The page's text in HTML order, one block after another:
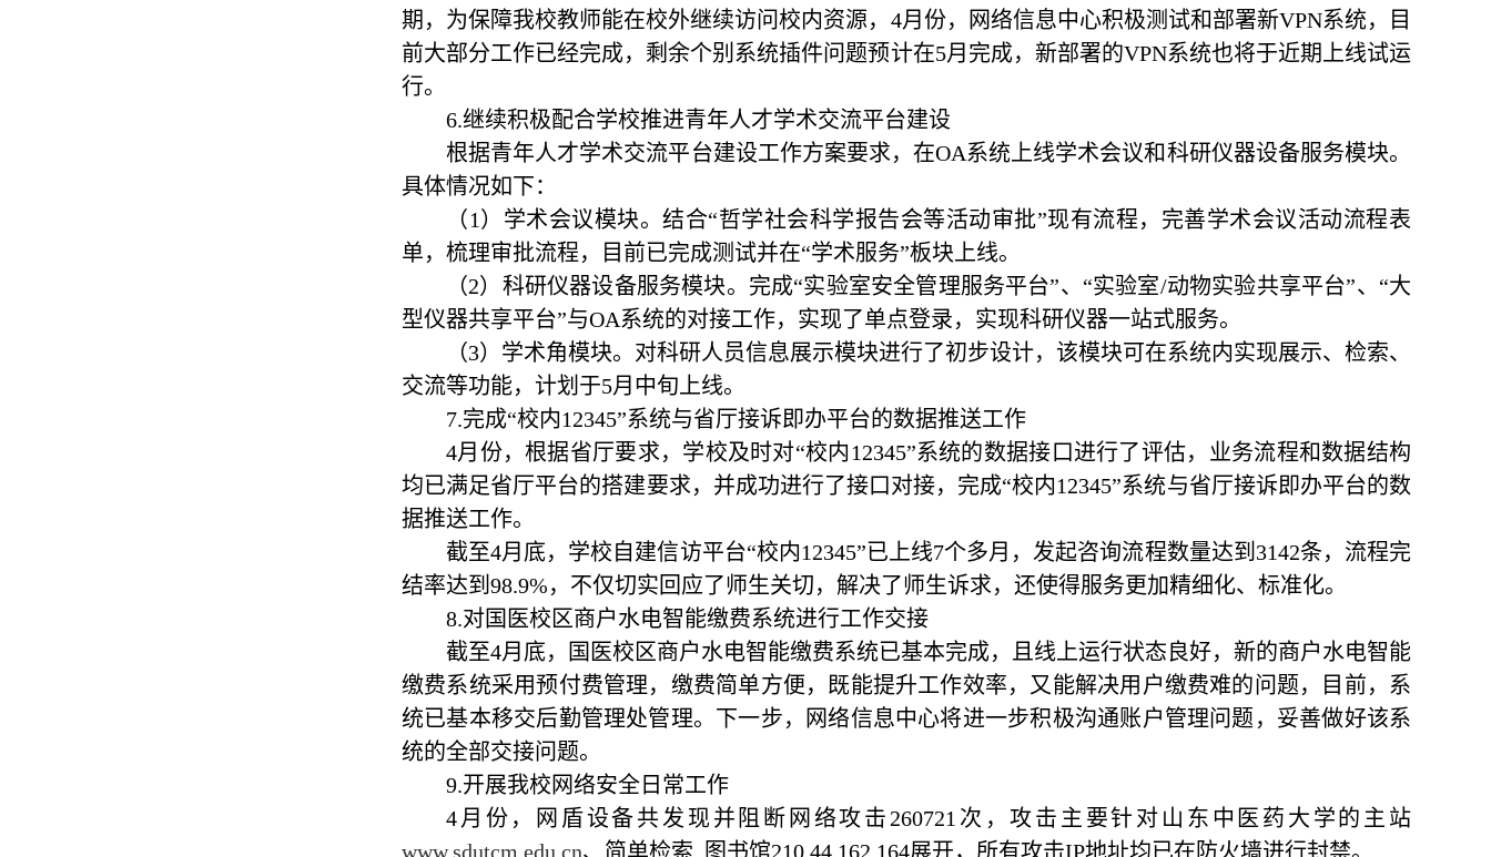
期，为保障我校教师能在校外继续访问校内资源，4月份，网络信息中心积极测试和部署新VPN系统，目
前大部分工作已经完成，剩余个别系统插件问题预计在5月完成，新部署的VPN系统也将于近期上线试运
行。
6.继续积极配合学校推进青年人才学术交流平台建设
根据青年人才学术交流平台建设工作方案要求，在OA系统上线学术会议和科研仪器设备服务模块。
具体情况如下：
（1）学术会议模块。结合“哲学社会科学报告会等活动审批”现有流程，完善学术会议活动流程表
单，梳理审批流程，目前已完成测试并在“学术服务”板块上线。
（2）科研仪器设备服务模块。完成“实验室安全管理服务平台”、“实验室/动物实验共享平台”、“大
型仪器共享平台”与OA系统的对接工作，实现了单点登录，实现科研仪器一站式服务。
（3）学术角模块。对科研人员信息展示模块进行了初步设计，该模块可在系统内实现展示、检索、
交流等功能，计划于5月中旬上线。
7.完成“校内12345”系统与省厅接诉即办平台的数据推送工作
4月份，根据省厅要求，学校及时对“校内12345”系统的数据接口进行了评估，业务流程和数据结构
均已满足省厅平台的搭建要求，并成功进行了接口对接，完成“校内12345”系统与省厅接诉即办平台的数
据推送工作。
截至4月底，学校自建信访平台“校内12345”已上线7个多月，发起咨询流程数量达到3142条，流程完
结率达到98.9%，不仅切实回应了师生关切，解决了师生诉求，还使得服务更加精细化、标准化。
8.对国医校区商户水电智能缴费系统进行工作交接
截至4月底，国医校区商户水电智能缴费系统已基本完成，且线上运行状态良好，新的商户水电智能
缴费系统采用预付费管理，缴费简单方便，既能提升工作效率，又能解决用户缴费难的问题，目前，系
统已基本移交后勤管理处管理。下一步，网络信息中心将进一步积极沟通账户管理问题，妥善做好该系
统的全部交接问题。
9.开展我校网络安全日常工作
4月份，网盾设备共发现并阻断网络攻击260721次，攻击主要针对山东中医药大学的主站
www.sdutcm.edu.cn、简单检索_图书馆210.44.162.164展开，所有攻击IP地址均已在防火墙进行封禁。